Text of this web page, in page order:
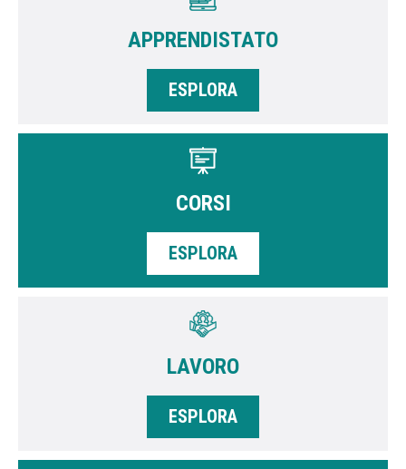
APPRENDISTATO
ESPLORA
CORSI
ESPLORA
LAVORO
ESPLORA